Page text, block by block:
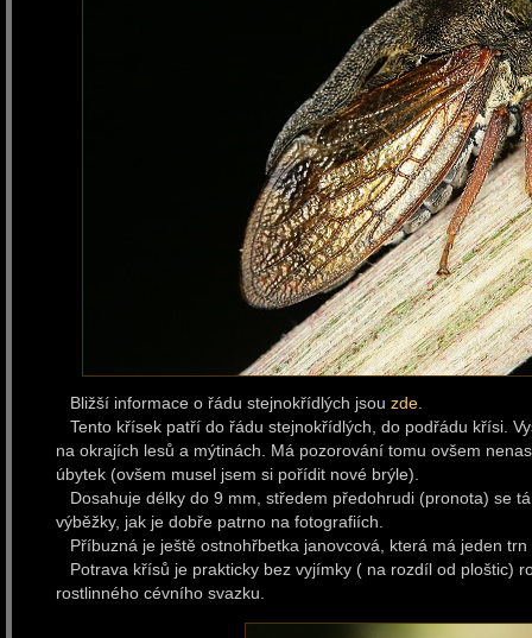
Bližší informace o řádu stejnokřídlých jsou zde.
Tento křísek patří do řádu stejnokřídlých, do podřádu křísi.
na okrajích lesů a mýtinách. Má pozorování tomu ovšem
úbytek (ovšem musel jsem si pořídit nové brýle).
Dosahuje délky do 9 mm, středem předohrudi (pronota) se
výběžky, jak je dobře patrno na fotografiích.
Příbuzná je ještě ostnohřbetka janovcová, která má jeden
Potrava křísů je prakticky bez vyjímky ( na rozdíl od ploštic)
rostlinného cévního svazku.